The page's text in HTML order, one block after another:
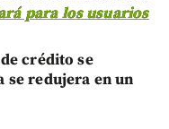
para los usuarios
crédito se
redujera en un